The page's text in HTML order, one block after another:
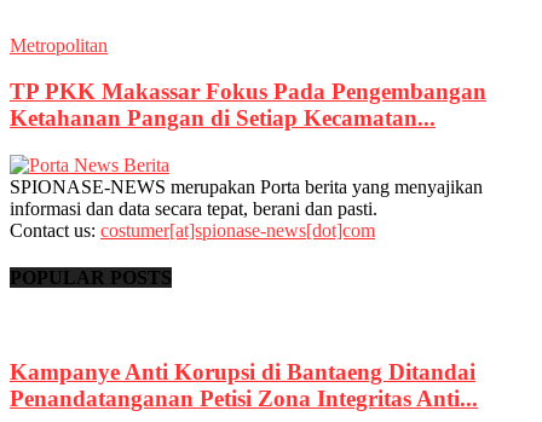
Metropolitan
TP PKK Makassar Fokus Pada Pengembangan
Ketahanan Pangan di Setiap Kecamatan...
SPIONASE-NEWS merupakan Porta berita yang menyajikan
informasi dan data secara tepat, berani dan pasti.
Contact us: costumer[at]spionase-news[dot]com
POPULAR POSTS
Kampanye Anti Korupsi di Bantaeng Ditandai
Penandatanganan Petisi Zona Integritas Anti...